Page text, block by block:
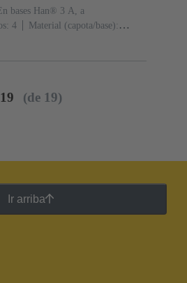
bases Han® 3 A, a
4
Material (capota/base):
19 (de 19)
Ir arriba